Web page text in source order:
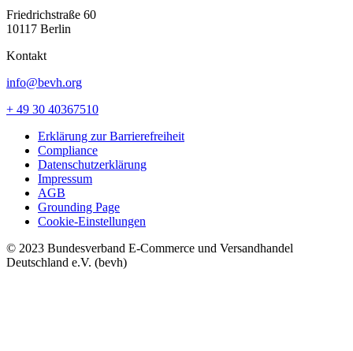
Friedrichstraße 60
10117 Berlin
Kontakt
info@bevh.org
+ 49 30 40367510
Erklärung zur Barrierefreiheit
Compliance
Datenschutzerklärung
Impressum
AGB
Grounding Page
Cookie-Einstellungen
© 2023 Bundesverband E-Commerce und Versandhandel
Deutschland e.V. (bevh)